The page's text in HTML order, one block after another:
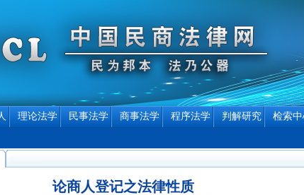
理论法学 民事法学 商事法学 程序法学 判解研究 检索中
论商人登记之法律性质